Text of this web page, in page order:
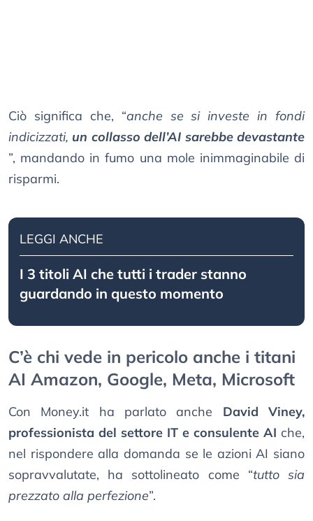
Ciò significa che, “anche se si investe in fondi
indicizzati, un collasso dell’AI sarebbe devastante
”, mandando in fumo una mole inimmaginabile di
risparmi.
LEGGI ANCHE
I 3 titoli AI che tutti i trader stanno
guardando in questo momento
C’è chi vede in pericolo anche i titani
AI Amazon, Google, Meta, Microsoft
Con Money.it ha parlato anche David Viney,
professionista del settore IT e consulente AI che,
nel rispondere alla domanda se le azioni AI siano
sopravvalutate, ha sottolineato come “tutto sia
prezzato alla perfezione”.